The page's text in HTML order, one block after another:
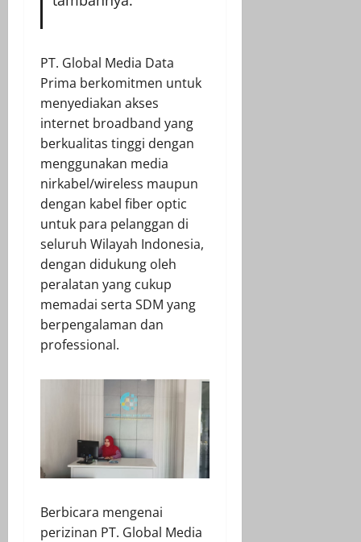
PT. Global Media Data
Prima berkomitmen untuk
menyediakan akses
internet broadband yang
berkualitas tinggi dengan
menggunakan media
nirkabel/wireless maupun
dengan kabel fiber optic
untuk para pelanggan di
seluruh Wilayah Indonesia,
dengan didukung oleh
peralatan yang cukup
memadai serta SDM yang
berpengalaman dan
professional.
Berbicara mengenai
perizinan PT. Global Media